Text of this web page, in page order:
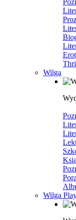
Wilga
Wilga